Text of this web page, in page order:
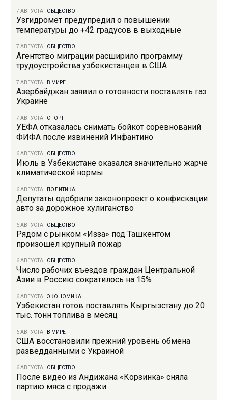
7 АВГУСТА ОБЩЕСТВО
Узгидромет предупредил о повышении
температуры до +42 градусов в выходные
7 АВГУСТА ОБЩЕСТВО
Агентство миграции расширило программу
трудоустройства узбекистанцев в США
7 АВГУСТА В МИРЕ
Азербайджан заявил о готовности поставлять газ
Украине
7 АВГУСТА СПОРТ
УЕФА отказалась снимать бойкот соревнований
ФИФА после извинений Инфантино
6 АВГУСТА ОБЩЕСТВО
Июль в Узбекистане оказался значительно жарче
климатической нормы
6 АВГУСТА ПОЛИТИКА
Депутаты одобрили законопроект о конфискации
авто за дорожное хулиганство
6 АВГУСТА ОБЩЕСТВО
Рядом с рынком «Изза» под Ташкентом
произошел крупный пожар
6 АВГУСТА ОБЩЕСТВО
Число рабочих въездов граждан Центральной
Азии в Россию сократилось на 15%
6 АВГУСТА |ЭКОНОМИКА
Узбекистан готов поставлять Кыргызстану до 20
тыс. тонн топлива в месяц
6 АВГУСТА В МИРЕ
США восстановили прежний уровень обмена
разведданными с Украиной
6 АВГУСТА ОБЩЕСТВО
После видео из Андижана «Корзинка» сняла
партию мяса с продажи